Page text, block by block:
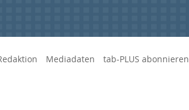
Mediadaten tab-PLUS abonnieren